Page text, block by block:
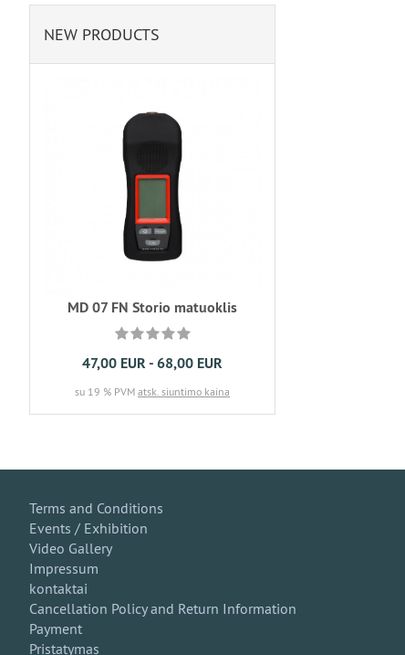
NEW PRODUCTS
MD 07 FN Storio matuoklis
47,00 EUR - 68,00 EUR
su 19 % PVM atsk. siuntimo kaina
Terms and Conditions
Events / Exhibition
Video Gallery
Impressum
kontaktai
Cancellation Policy and Return Information
Payment
Pristatymas